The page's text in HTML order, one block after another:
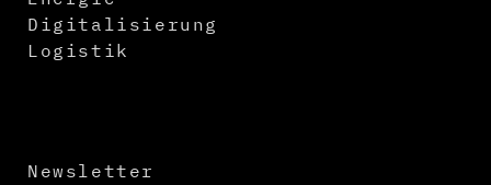
Digitalisierung
Logistik
Newsletter